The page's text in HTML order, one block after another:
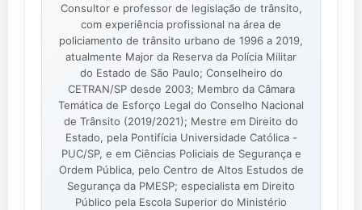
Consultor e professor de legislação de trânsito,
com experiência profissional na área de
policiamento de trânsito urbano de 1996 a 2019,
atualmente Major da Reserva da Polícia Militar
do Estado de São Paulo; Conselheiro do
CETRAN/SP desde 2003; Membro da Câmara
Temática de Esforço Legal do Conselho Nacional
de Trânsito (2019/2021); Mestre em Direito do
Estado, pela Pontifícia Universidade Católica -
PUC/SP, e em Ciências Policiais de Segurança e
Ordem Pública, pelo Centro de Altos Estudos de
Segurança da PMESP; especialista em Direito
Público pela Escola Superior do Ministério